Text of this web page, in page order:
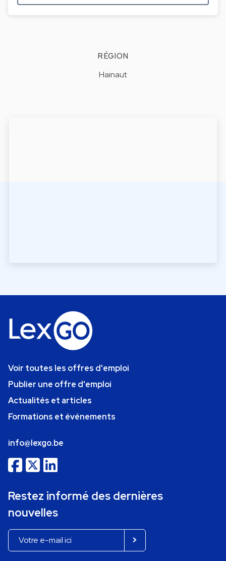
RÉGION
Hainaut
Voir toutes les offres d'emploi
Publier une offre d'emploi
Actualités et articles
Formations et événements
info@lexgo.be
Restez informé des dernières
nouvelles